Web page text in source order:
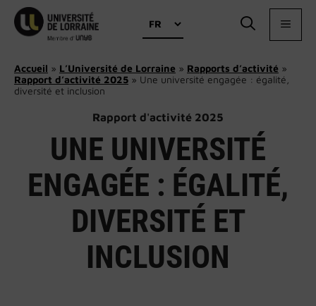
Aller
contenu
Choisir
une
Accueil » L’Université de Lorraine » Rapports d’activité »
Rapport d’activité 2025 » Une université engagée : égalité,
diversité et inclusion
Rapport d'activité 2025
UNE UNIVERSITÉ
ENGAGÉE : ÉGALITÉ,
DIVERSITÉ ET
INCLUSION